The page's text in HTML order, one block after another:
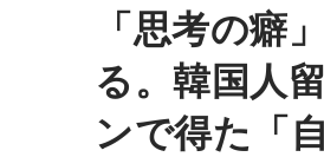
「思考の癖
る。韓国人
ンで得た「